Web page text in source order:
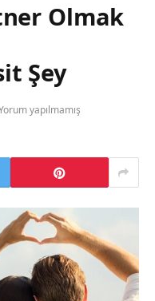
Olmak
Şey
yapılmamış